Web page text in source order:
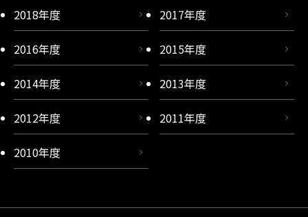
2018年度 2017年度
2016年度 2015年度
2014年度 2013年度
2012年度 2011年度
2010年度